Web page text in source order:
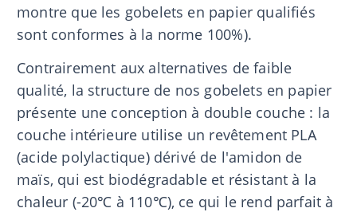
montre que les gobelets en papier qualifiés
sont conformes à la norme 100%).
Contrairement aux alternatives de faible
qualité, la structure de nos gobelets en papier
présente une conception à double couche : la
couche intérieure utilise un revêtement PLA
(acide polylactique) dérivé de l'amidon de
maïs, qui est biodégradable et résistant à la
chaleur (-20℃ à 110℃), ce qui le rend parfait à